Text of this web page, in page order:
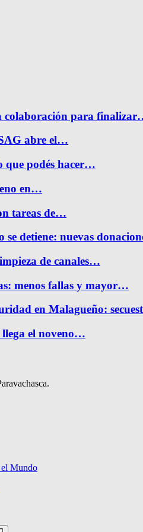
colaboración para
abre el…
que podés hacer…
en…
tareas de…
se detiene: nuevas
de canales…
menos fallas y mayor…
en Malagueño:
el noveno…
el Mundo